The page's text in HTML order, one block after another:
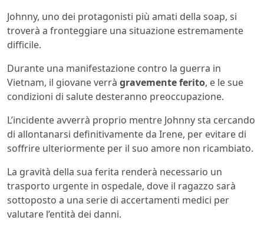
Johnny, uno dei protagonisti più amati della soap, si
troverà a fronteggiare una situazione estremamente
difficile.
Durante una manifestazione contro la guerra in
Vietnam, il giovane verrà gravemente ferito, e le sue
condizioni di salute desteranno preoccupazione.
L’incidente avverrà proprio mentre Johnny sta cercando
di allontanarsi definitivamente da Irene, per evitare di
soffrire ulteriormente per il suo amore non ricambiato.
La gravità della sua ferita renderà necessario un
trasporto urgente in ospedale, dove il ragazzo sarà
sottoposto a una serie di accertamenti medici per
valutare l’entità dei danni.